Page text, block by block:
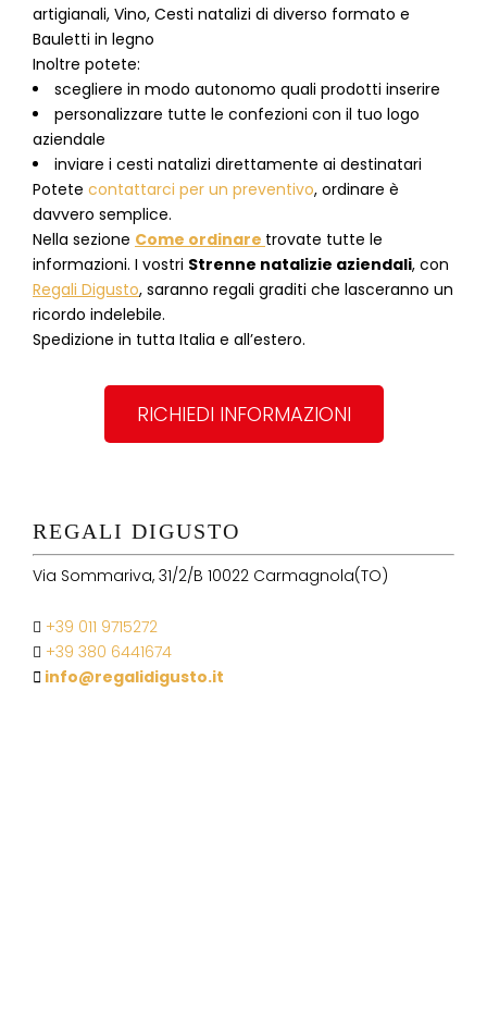
artigianali, Vino, Cesti natalizi di diverso formato e
Bauletti in legno
Inoltre potete:
scegliere in modo autonomo quali prodotti inserire
personalizzare tutte le confezioni con il tuo logo
aziendale
inviare i cesti natalizi direttamente ai destinatari
Potete contattarci per un preventivo, ordinare è
davvero semplice.
Nella sezione Come ordinare trovate tutte le
informazioni. I vostri Strenne natalizie aziendali, con
Regali Digusto, saranno regali graditi che lasceranno un
ricordo indelebile.
Spedizione in tutta Italia e all’estero.
RICHIEDI INFORMAZIONI
REGALI DIGUSTO
Via Sommariva, 31/2/B 10022 Carmagnola(TO)
+39 011 9715272
+39 380 6441674
info@regalidigusto.it